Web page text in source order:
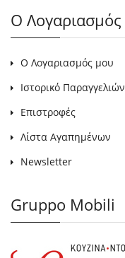
Ο
Ο Λογαριασμός μου
Ιστορικό Παραγγελιών
Επιστροφές
Λίστα Αγαπημένων
Newsletter
Gruppo Mobili